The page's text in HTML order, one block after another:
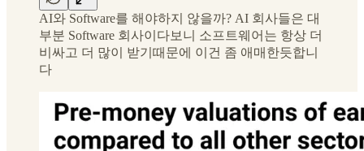
AI와 Software를 해야하지 않을까? AI 회사들은 대
부분 Software 회사이다보니 소프트웨어는 항상 더
비싸고 더 많이 받기때문에 이건 좀 애매한듯합니
다